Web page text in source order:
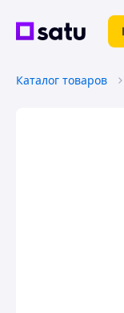
Каталог товаров